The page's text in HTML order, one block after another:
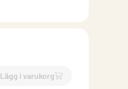
Lägg i varukorg
`$Lägg till